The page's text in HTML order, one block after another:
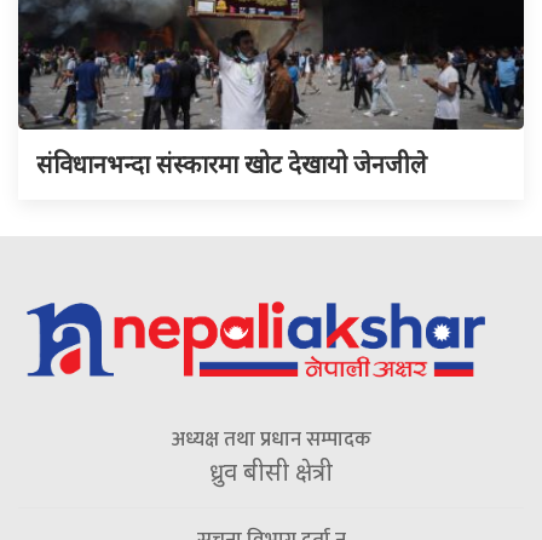
संविधानभन्दा संस्कारमा खोट देखायो जेनजीले
अध्यक्ष तथा प्रधान सम्पादक
ध्रुव बीसी क्षेत्री